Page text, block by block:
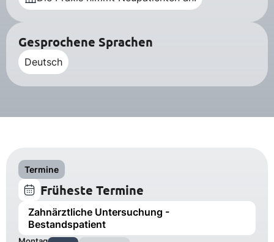
Gesprochene Sprachen
Deutsch
Termine
Früheste Termine
Zahnärztliche Untersuchung -
Bestandspatient